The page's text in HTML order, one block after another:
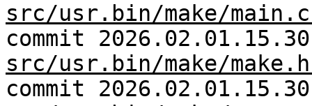
src/usr.bin/make/
commit
src/usr.bin/make/
commit